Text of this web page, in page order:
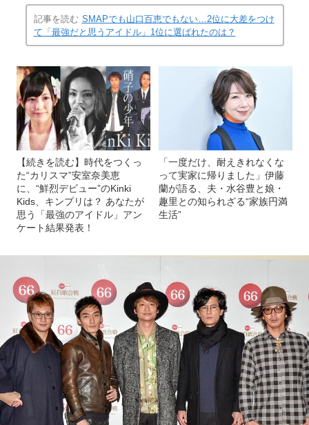
記事を読む SMAPでも山口百恵でもない…2位に大差をつけ
て「最強だと思うアイドル」1位に選ばれたのは？
【続きを読む】時代をつくっ
た“カリスマ”安室奈美恵
に、“鮮烈デビュー”のKinki
Kids、キンプリは？ あなたが
思う「最強のアイドル」アン
ケート結果発表！
「一度だけ、耐えきれなくな
って実家に帰りました」伊藤
蘭が語る、夫・水谷豊と娘・
趣里との知られざる“家族円満
生活”